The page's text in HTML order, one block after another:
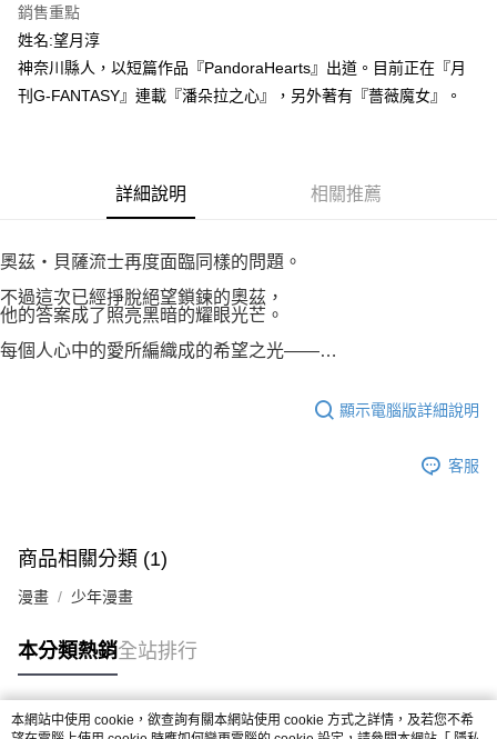
ATM／網路銀行／等多元方式進行付款，方視為交易完成。
※ 請注意：結帳手續完成當下不需立刻繳費，但若您需要取消訂單，請聯絡
購買商品的店家。未經商家同意取消之訂單仍視為有效，需透過AFTEE先享
後付繳納相關費用。
※ 交易是否成功請以「AFTEE先享後付 」之結帳頁面顯示為準，若有關於
１．透過由恩沛科技股份有限公司提供之「AFTEE先享後付」服務完成之交
易，需依本服務之必要範圍內提供個人資料，並將交易相關給付款項請求債
２．關於個人資料處理事宜，請瀏覽以下網址：
３．未成年的使用者請事先徵得法定代理人或監護人之同意方可使用
「AFTEE先享後付」，若未經同意申辦者引起之損失，本公司不負相關責
任。
４．使用「AFTEE先享後付」時，將依據個別帳號之用戶狀況，依本公司即
５．嚴禁一人註冊多個帳號或使用他人資訊註冊。若發現惡意使用之情形，
每筆NT$80，滿NT$500(含以上)免運費
付款後萊爾富取貨
每筆NT$80，滿NT$500(含以上)免運費
每筆NT$80，滿NT$500(含以上)免運費
宅配
每筆NT$100，滿NT$800(含以上)免運費
銷售重點
姓名:望月淳
神奈川縣人，以短篇作品『PandoraHearts』出道。目前正在『月
刊G-FANTASY』連載『潘朵拉之心』，另外著有『薔薇魔女』。
詳細說明 相關推薦
奧茲‧貝薩流士再度面臨同樣的問題。
不過這次已經掙脫絕望鎖鍊的奧茲，
他的答案成了照亮黑暗的耀眼光芒。
每個人心中的愛所編織成的希望之光——…
顯示電腦版詳細說明
客服
商品相關分類 (1)
漫畫 少年漫畫
本分類熱銷全站排行
本網站中使用 cookie，欲查詢有關本網站使用 cookie 方式之詳情，及若您不希